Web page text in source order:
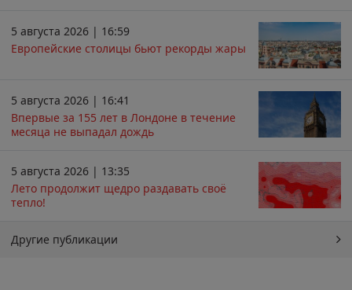
5 августа 2026 | 16:59
Европейские столицы бьют рекорды жары
5 августа 2026 | 16:41
Впервые за 155 лет в Лондоне в течение
месяца не выпадал дождь
5 августа 2026 | 13:35
Лето продолжит щедро раздавать своё
тепло!
Другие публикации